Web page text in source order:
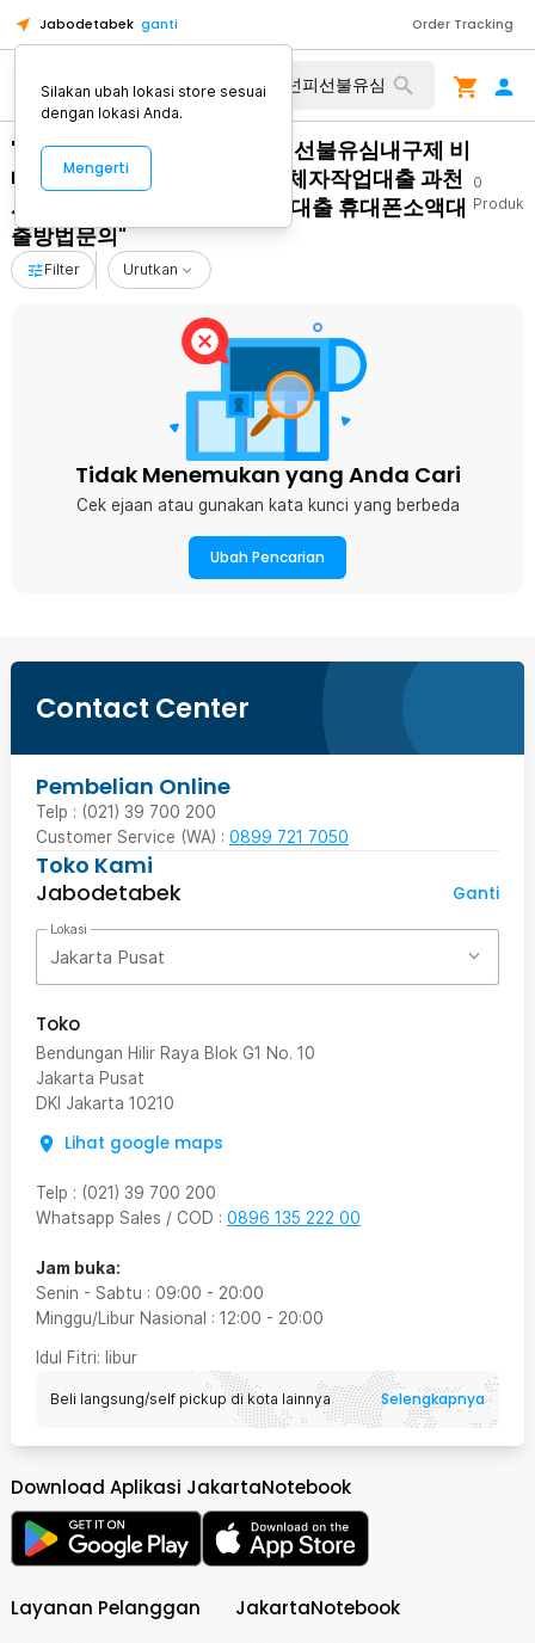
Jabodetabek ganti Order Tracking
"탤ㄹㅔ상담 banonpi 바넌피선불유심내구제 비
대면가전내구제문의 9등급연체자작업대출 과천
시장기연체자비대면소액급전대출 휴대폰소액대
출방법문의"
0
Produk
Filter Urutkan
Tidak Menemukan yang Anda Cari
Cek ejaan atau gunakan kata kunci yang berbeda
Ubah Pencarian
Contact Center
Pembelian Online
Telp : (021) 39 700 200
Customer Service (WA) : 0899 721 7050
Toko Kami
Jabodetabek
Ganti
Lokasi
Jakarta Pusat
Toko
Bendungan Hilir Raya Blok G1 No. 10
Jakarta Pusat
DKI Jakarta 10210
Lihat google maps
Telp : (021) 39 700 200
Whatsapp Sales / COD : 0896 135 222 00
Jam buka:
Senin - Sabtu : 09:00 - 20:00
Minggu/Libur Nasional : 12:00 - 20:00
Idul Fitri: libur
Beli langsung/self pickup di kota lainnya Selengkapnya
Download Aplikasi JakartaNotebook
Layanan Pelanggan JakartaNotebook
Silakan ubah lokasi store sesuai
dengan lokasi Anda.
Mengerti